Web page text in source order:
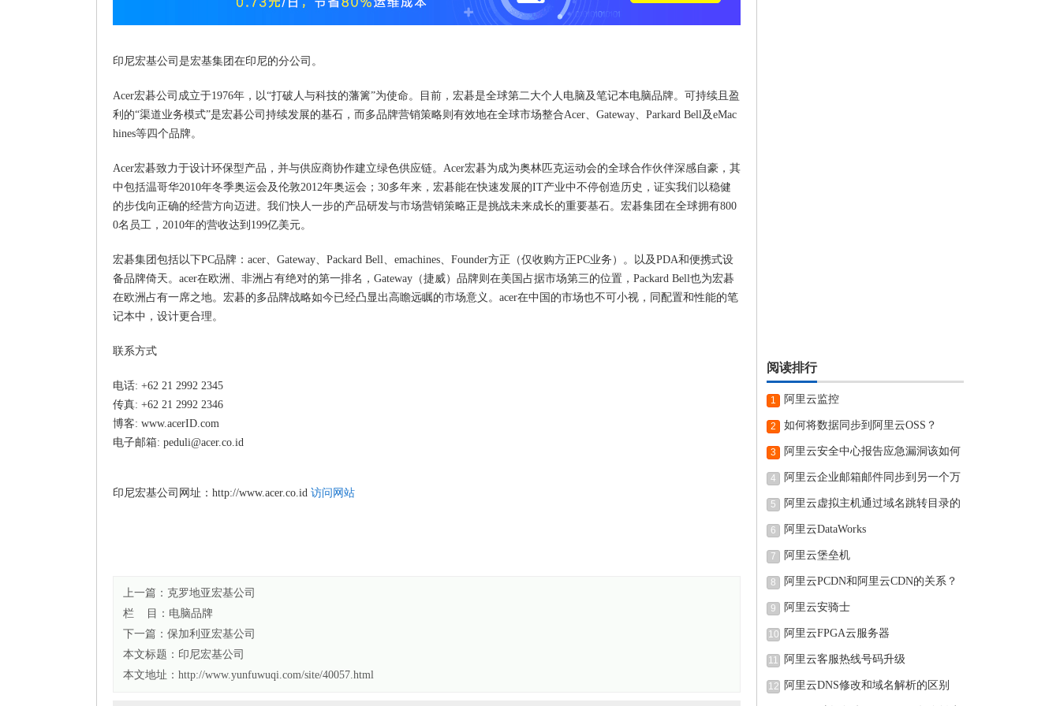
印尼宏基公司是宏基集团在印尼的分公司。
Acer宏碁公司成立于1976年，以“打破人与科技的藩篱”为使命。目前，宏碁是全球第二大个人电脑及笔记本电脑品牌。可持续且盈
利的“渠道业务模式”是宏碁公司持续发展的基石，而多品牌营销策略则有效地在全球市场整合Acer、Gateway、Parkard Bell及eMac
hines等四个品牌。
Acer宏碁致力于设计环保型产品，并与供应商协作建立绿色供应链。Acer宏碁为成为奥林匹克运动会的全球合作伙伴深感自豪，其
中包括温哥华2010年冬季奥运会及伦敦2012年奥运会；30多年来，宏碁能在快速发展的IT产业中不停创造历史，证实我们以稳健
的步伐向正确的经营方向迈进。我们快人一步的产品研发与市场营销策略正是挑战未来成长的重要基石。宏碁集团在全球拥有800
0名员工，2010年的营收达到199亿美元。
宏碁集团包括以下PC品牌：acer、Gateway、Packard Bell、emachines、Founder方正（仅收购方正PC业务）。以及PDA和便携式设
备品牌倚天。acer在欧洲、非洲占有绝对的第一排名，Gateway（捷威）品牌则在美国占据市场第三的位置，Packard Bell也为宏碁
在欧洲占有一席之地。宏碁的多品牌战略如今已经凸显出高瞻远瞩的市场意义。acer在中国的市场也不可小视，同配置和性能的笔
记本中，设计更合理。
联系方式
电话: +62 21 2992 2345
传真: +62 21 2992 2346
博客: www.acerID.com
电子邮箱: peduli@acer.co.id
印尼宏基公司网址：http://www.acer.co.id 访问网站
上一篇： 克罗地亚宏基公司
栏 目： 电脑品牌
下一篇： 保加利亚宏基公司
本文标题： 印尼宏基公司
本文地址：http://www.yunfuwuqi.com/site/40057.html
阅读排行
1 阿里云监控
2 如何将数据同步到阿里云OSS？
3 阿里云安全中心报告应急漏洞该如何
4 阿里云企业邮箱邮件同步到另一个万
5 阿里云虚拟主机通过域名跳转目录的
6 阿里云DataWorks
7 阿里云堡垒机
8 阿里云PCDN和阿里云CDN的关系？
9 阿里云安骑士
10 阿里云FPGA云服务器
11 阿里云客服热线号码升级
12 阿里云DNS修改和域名解析的区别